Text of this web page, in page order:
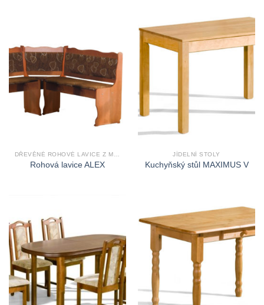
Rohová lavice ALEX
JÍDELNÍ STOLY
Kuchyňský stůl MAXIMUS V